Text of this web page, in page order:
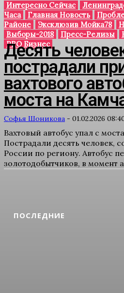
ПОСЛЕДНИЕ
Интересно Сейчас
Часа
Главная Новость
Районе
Эксклюзив Мойка78
Выборы-2018
Пресс-Релизы
PRO Бизнес
Десять
пострадали
вахтового
моста на
Софья Шоникова - 01.02.2026
Вахтовый автобус упал с
Пострадали десять человек,
России по региону. Автобус
золотодобытчиков, в момент